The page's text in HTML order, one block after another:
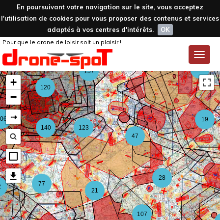
En poursuivant votre navigation sur le site, vous acceptez
l'utilisation de cookies pour vous proposer des contenus et services
adaptés à vos centres d'intérêts.
OK
Toggle
Pour que le drone de loisir soit un plaisir !
107
77
123
157
47
28
19
21
140
120
+
−
⇢